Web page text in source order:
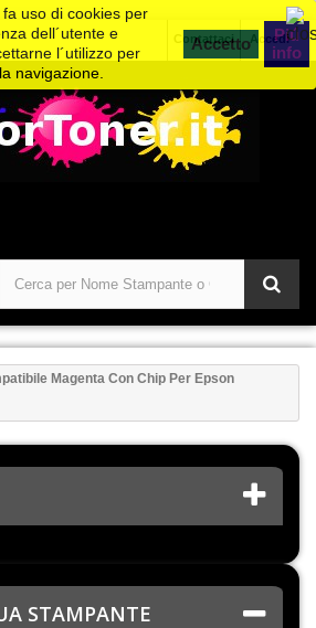
Accedi
Contattaci
uso di cookies per
dell´utente e
l´utilizzo per
navigazione.
Piú
info
Magenta Con Chip Per Epson
STAMPANTE